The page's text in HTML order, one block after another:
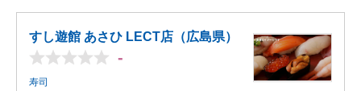
すし遊館 あさひ LECT店（広島県）
-
寿司